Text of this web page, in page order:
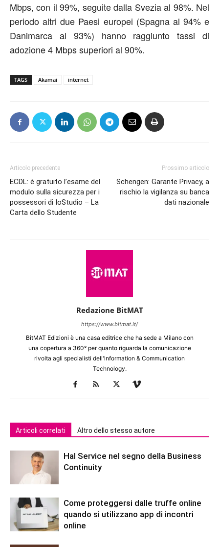
Mbps, con il 99%, seguite dalla Svezia al 98%. Nel
periodo altri due Paesi europei (Spagna al 94% e
Danimarca al 93%) hanno raggiunto tassi di
adozione 4 Mbps superiori al 90%.
TAGS Akamai internet
Articolo precedente
ECDL: è gratuito l’esame del
modulo sulla sicurezza per i
possessori di IoStudio – La
Carta dello Studente
Prossimo articolo
Schengen: Garante Privacy, a
rischio la vigilanza su banca
dati nazionale
Redazione BitMAT
https://www.bitmat.it/
BitMAT Edizioni è una casa editrice che ha sede a Milano con
una copertura a 360° per quanto riguarda la comunicazione
rivolta agli specialisti dell'lnformation & Communication
Technology.
Articoli correlati Altro dello stesso autore
Hal Service nel segno della Business
Continuity
Come proteggersi dalle truffe online
quando si utilizzano app di incontri
online